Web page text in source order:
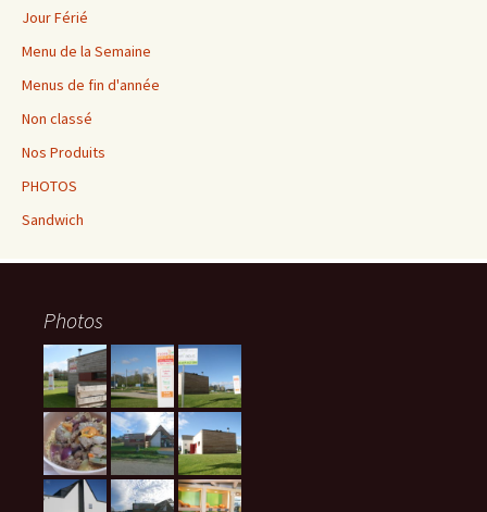
Jour Férié
Menu de la Semaine
Menus de fin d'année
Non classé
Nos Produits
PHOTOS
Sandwich
Photos